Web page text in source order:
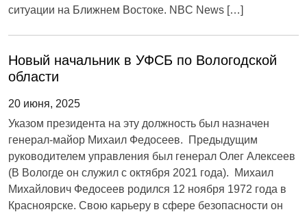
ситуации на Ближнем Востоке. NBC News […]
Новый начальник в УФСБ по Вологодской
области
20 июня, 2025
Указом президента на эту должность был назначен
генерал-майор Михаил Федосеев. Предыдущим
руководителем управления был генерал Олег Алексеев
(В Вологде он служил с октября 2021 года). Михаил
Михайлович Федосеев родился 12 ноября 1972 года в
Красноярске. Свою карьеру в сфере безопасности он